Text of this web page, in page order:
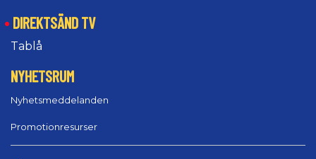
DIREKTSÄND TV
Tablå
NYHETSRUM
Nyhetsmeddelanden
Promotionresurser